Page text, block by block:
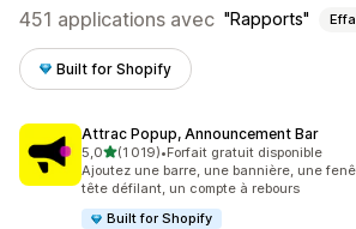
451 applications avec Rapports
Built for Shopify
Attrac Popup, Announcement Bar
5,0étoile(s) sur 5
(1 019)
1019 avis au total
•Forfait gratuit disponible
Ajoutez une barre, une bannière, une
tête défilant, un compte à rebours
Built for Shopify